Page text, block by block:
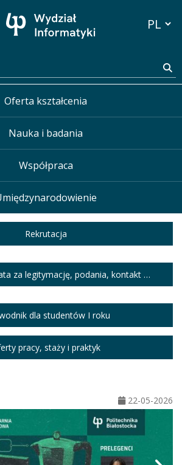
pokaz slajdów
slajd
Oferta kształcenia
Nauka i badania
Współpraca
PB
Rekrutacja
za legitymację, podania, kontakt …
dla studentów I roku
pracy, staży i praktyk
22-05-2026